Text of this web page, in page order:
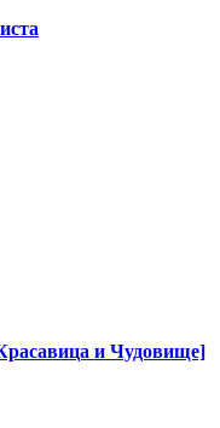
и Чудовище]